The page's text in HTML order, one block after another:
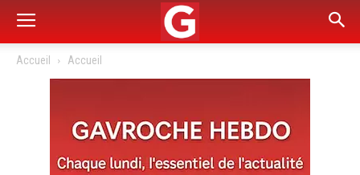
Accueil Accueil